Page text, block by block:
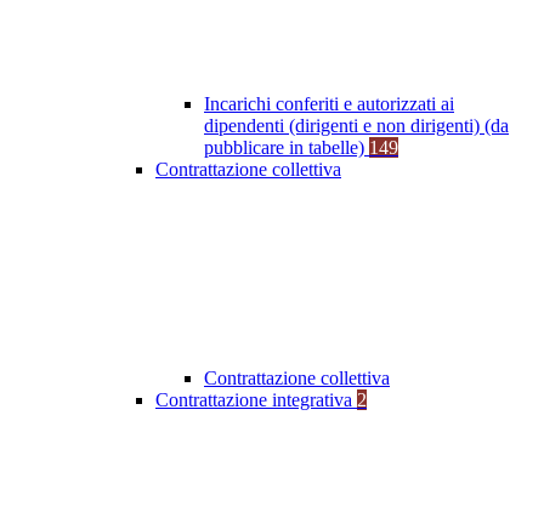
Incarichi conferiti e autorizzati ai
dipendenti (dirigenti e non dirigenti) (da
pubblicare in tabelle) 149
Contrattazione collettiva
Contrattazione collettiva
Contrattazione integrativa 2